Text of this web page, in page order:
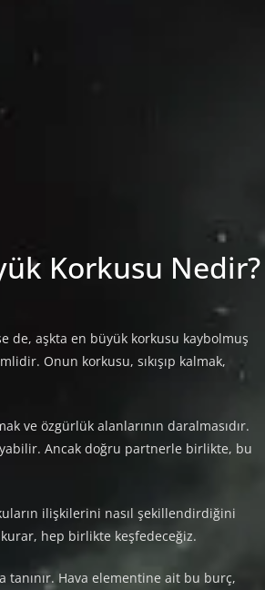
Korkusu Nedir?
de, aşkta en büyük korkusu kaybolmuş
Onun korkusu, sıkışıp kalmak,
ve özgürlük alanlarının daralmasıdır.
Ancak doğru partnerle birlikte, bu
ilişkilerini nasıl şekillendirdiğini
hep birlikte keşfedeceğiz.
tanınır. Hava elementine ait bu burç,